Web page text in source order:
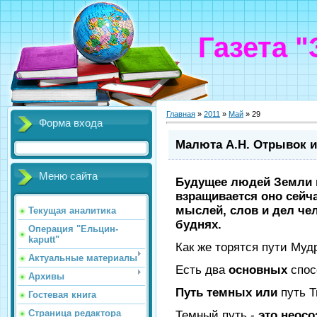
Газета
Форма входа
Меню сайта
Текущая аналитика
Операция "Ельцин-
kaputt"
Актуальные материалы
Архивы
Гостевая книга
Страница редактора
Главная » 2011 » Май » 29
Малюта А.Н. Отрывок
Будущее людей Земли
взращивается оно
мыслей, слов и дел
буднях.
Как же торятся пути
Есть два основных
Путь темных или путь